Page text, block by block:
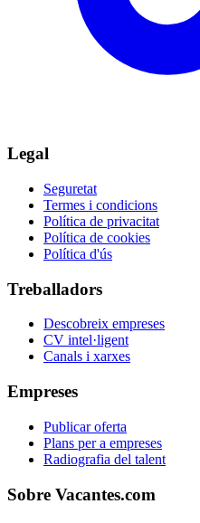
Legal
Seguretat
Termes i condicions
Política de privacitat
Política de cookies
Política d'ús
Treballadors
Descobreix empreses
CV intel·ligent
Canals i xarxes
Empreses
Publicar oferta
Plans per a empreses
Radiografia del talent
Sobre Vacantes.com